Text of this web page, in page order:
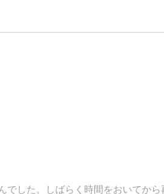
でした。しばらく時間をおいてから